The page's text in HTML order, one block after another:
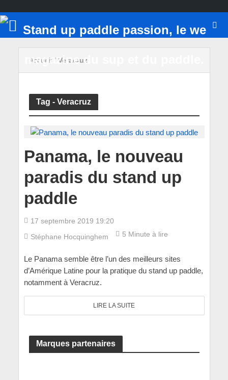
Accueil/ Veracruz
Tag - Veracruz
Panama, le nouveau
paradis du stand up
paddle
17 septembre 2019 19:20
Stéphane Hocquinghem
5 Minute à lire
Le Panama semble être l’un des meilleurs sites
d’Amérique Latine pour la pratique du stand up paddle,
notamment à Veracruz.
LIRE LA SUITE
Marques partenaires